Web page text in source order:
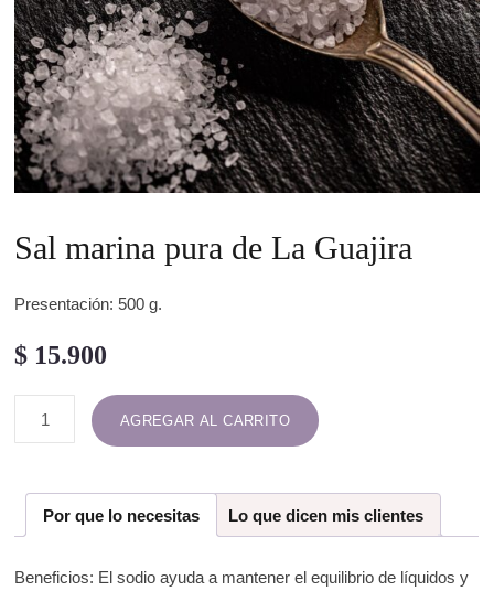
Sal marina pura de La Guajira
Presentación: 500 g.
$ 15.900
AGREGAR AL CARRITO
Por que lo necesitas Lo que dicen mis clientes
Beneficios: El sodio ayuda a mantener el equilibrio de líquidos y